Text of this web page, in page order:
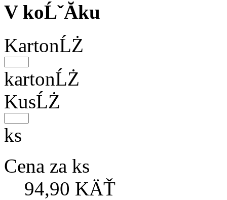
V koĹˇĂ­ku
KartonĹŻ
kartonĹŻ
KusĹŻ
ks
Cena za ks
94,90 KÄŤ